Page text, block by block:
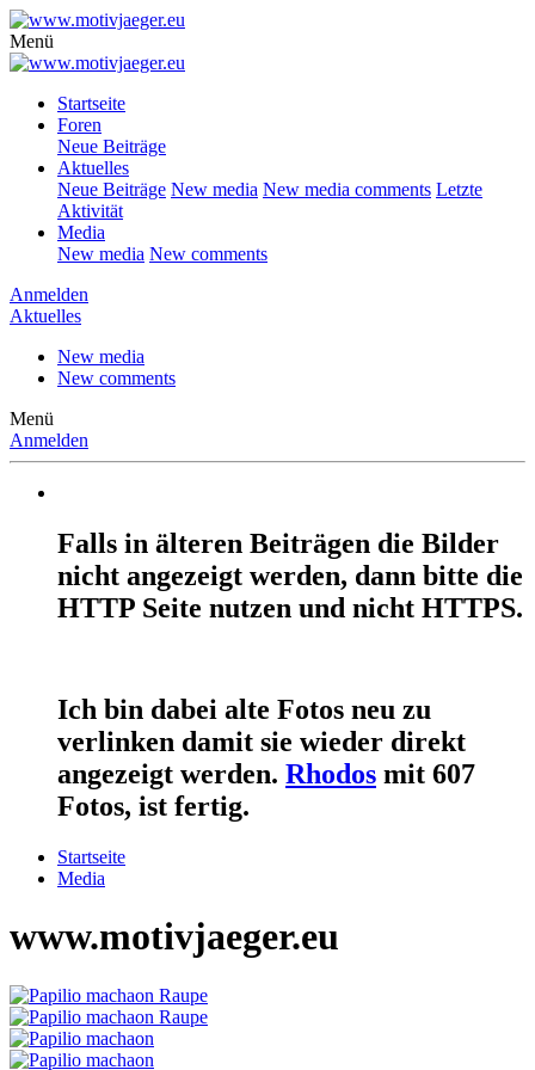
Menü
Startseite
Foren
Neue Beiträge
Aktuelles
Neue Beiträge New media New media comments Letzte
Aktivität
Media
New media New comments
Anmelden
Aktuelles
New media
New comments
Menü
Anmelden
Falls in älteren Beiträgen die Bilder
nicht angezeigt werden, dann bitte die
HTTP Seite nutzen und nicht HTTPS.
Ich bin dabei alte Fotos neu zu
verlinken damit sie wieder direkt
angezeigt werden. Rhodos mit 607
Fotos, ist fertig.
Startseite
Media
www.motivjaeger.eu